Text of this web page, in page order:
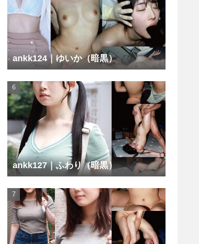
ankk124｜ゆいか（暗黒）
ankk127｜ふわり（暗黒）